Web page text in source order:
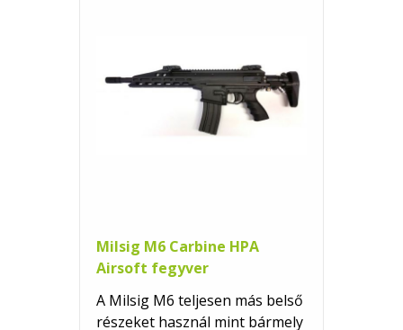
Milsig M6 Carbine HPA
Airsoft fegyver
A Milsig M6 teljesen más belső
részeket használ mint bármely